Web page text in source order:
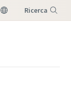
Ricerca